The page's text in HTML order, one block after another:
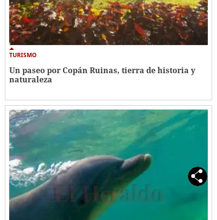
TURISMO
Un paseo por Copán Ruinas, tierra de historia y
naturaleza